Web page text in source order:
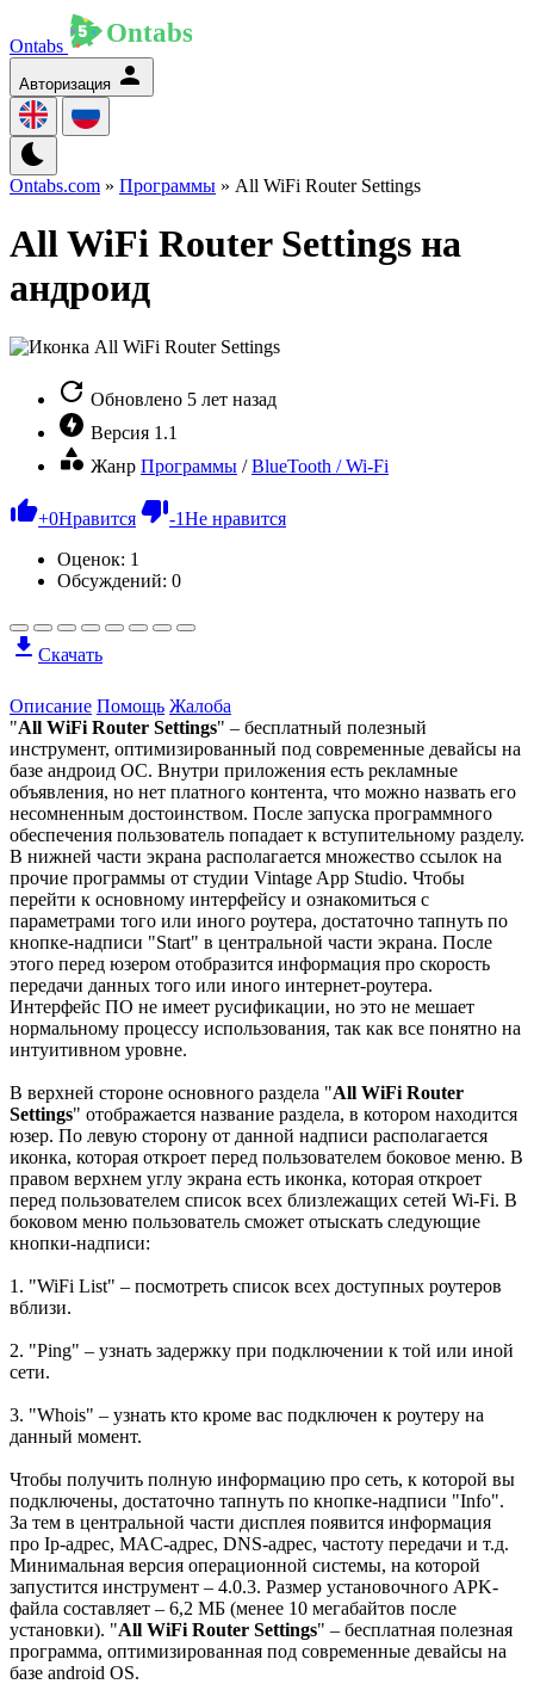
Ontabs
Авторизация
Ontabs.com » Программы » All WiFi Router Settings
All WiFi Router Settings на
андроид
Обновлено 5 лет назад
Версия 1.1
Жанр Программы /BlueTooth / Wi-Fi
+0Нравится -1Не нравится
Оценок: 1
Обсуждений: 0
Скачать
Описание Помощь Жалоба
"All WiFi Router Settings" – бесплатный полезный
инструмент, оптимизированный под современные девайсы на
базе андроид ОС. Внутри приложения есть рекламные
объявления, но нет платного контента, что можно назвать его
несомненным достоинством. После запуска программного
обеспечения пользователь попадает к вступительному разделу.
В нижней части экрана располагается множество ссылок на
прочие программы от студии Vintage App Studio. Чтобы
перейти к основному интерфейсу и ознакомиться с
параметрами того или иного роутера, достаточно тапнуть по
кнопке-надписи "Start" в центральной части экрана. После
этого перед юзером отобразится информация про скорость
передачи данных того или иного интернет-роутера.
Интерфейс ПО не имеет русификации, но это не мешает
нормальному процессу использования, так как все понятно на
интуитивном уровне.
В верхней стороне основного раздела "All WiFi Router
Settings" отображается название раздела, в котором находится
юзер. По левую сторону от данной надписи располагается
иконка, которая откроет перед пользователем боковое меню. В
правом верхнем углу экрана есть иконка, которая откроет
перед пользователем список всех близлежащих сетей Wi-Fi. В
боковом меню пользователь сможет отыскать следующие
кнопки-надписи:
1. "WiFi List" – посмотреть список всех доступных роутеров
вблизи.
2. "Ping" – узнать задержку при подключении к той или иной
сети.
3. "Whois" – узнать кто кроме вас подключен к роутеру на
данный момент.
Чтобы получить полную информацию про сеть, к которой вы
подключены, достаточно тапнуть по кнопке-надписи "Info".
За тем в центральной части дисплея появится информация
про Ip-адрес, MAC-адрес, DNS-адрес, частоту передачи и т.д.
Минимальная версия операционной системы, на которой
запустится инструмент – 4.0.3. Размер установочного APK-
файла составляет – 6,2 МБ (менее 10 мегабайтов после
установки). "All WiFi Router Settings" – бесплатная полезная
программа, оптимизированная под современные девайсы на
базе android OS.